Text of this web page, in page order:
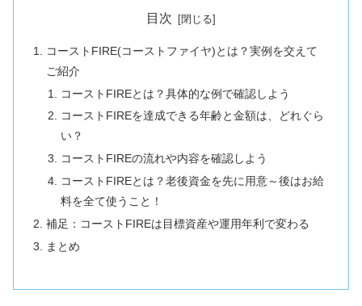
目次
コーストFIRE(コーストファイヤ)とは？実例を交えて
ご紹介
コーストFIREとは？具体的な例で確認しよう
コーストFIREを達成できる年齢と金額は、どれぐら
い？
コーストFIREの流れや内容を確認しよう
コーストFIREとは？老後資金を先に用意～後はお給
料を全て使うこと！
補足：コーストFIREは目標資産や運用年利で変わる
まとめ